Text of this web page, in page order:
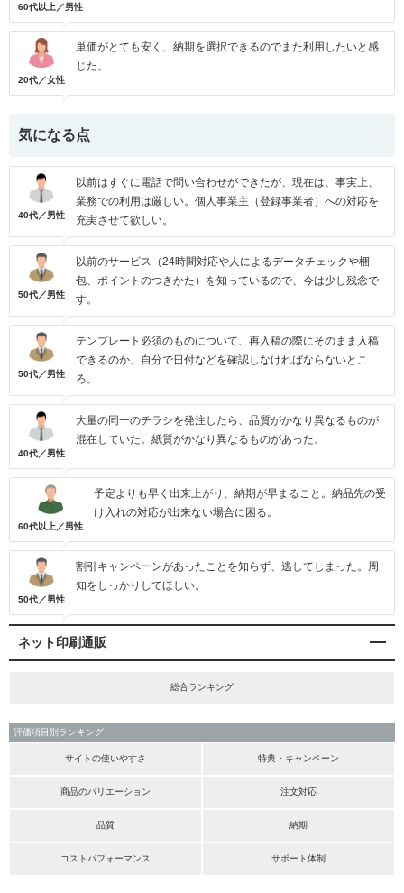
60代以上／男性
20代／女性
単価がとても安く、納期を選択できるのでまた利用したいと感
じた。
気になる点
40代／男性
以前はすぐに電話で問い合わせができたが、現在は、事実上、
業務での利用は厳しい。個人事業主（登録事業者）への対応を
充実させて欲しい。
50代／男性
以前のサービス（24時間対応や人によるデータチェックや梱
包、ポイントのつきかた）を知っているので、今は少し残念で
す。
50代／男性
テンプレート必須のものについて、再入稿の際にそのまま入稿
できるのか、自分で日付などを確認しなければならないとこ
ろ。
40代／男性
大量の同一のチラシを発注したら、品質がかなり異なるものが
混在していた。紙質がかなり異なるものがあった。
60代以上／男性
予定よりも早く出来上がり、納期が早まること。納品先の受
け入れの対応が出来ない場合に困る。
50代／男性
割引キャンペーンがあったことを知らず、逃してしまった。周
知をしっかりしてほしい。
ネット印刷通販
総合ランキング
評価項目別ランキング
サイトの使いやすさ 特典・キャンペーン
商品のバリエーション 注文対応
品質 納期
コストパフォーマンス サポート体制